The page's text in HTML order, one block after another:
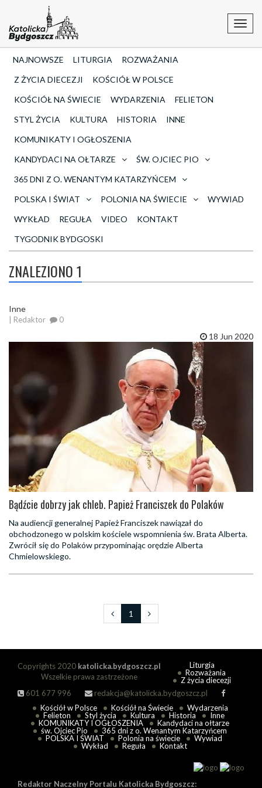
NAJNOWSZE LITURGIA
ROZWAŻANIA
Z ŻYCIA DIECEZJI
KOŚCIÓŁ W POLSCE
KOŚCIÓŁ NA ŚWIECIE
WYDARZENIA
FELIETON
STYL ŻYCIA
KULTURA HISTORIA
INNE
KOMUNIKATY I OGŁOSZENIA
KANDYDACI NA OŁTARZE
ŚW. OJCIEC PIO
365 DNI Z O. WENANTYM KATARZYŃCEM
POLSKA I ŚWIAT
POLONIA NA ŚWIECIE
WYWIAD
WYKŁAD
REGUŁA VIDEO
KONTAKT
TYGODNIK BYDGOSKI
ZNALEZIONO 1
Inne
| Redaktor 0
18 Jun 2020
Bądźcie dobrzy jak chleb. Papież Franciszek do Polaków
Na audiencji generalnej Papież Franciszek nawiązał do
obchodzonego w polskim kościele wspomnienia św. Brata Alberta.
Zwrócił się do Polaków przypominając orędzie Alberta
Chmielowskiego.
1
Copyrights 2020 katolicka.bydgoszcz.pl
Wszelkie prawa zastrzeżone
601 677 996
redakcja@katolicka.bydgoszcz.pl
Liturgia
Rozważania
Z życia diecezji
Kościół w Polsce Kościół na Świecie
Wydarzenia
Felieton
Styl życia Kultura Historia
Inne
KOMUNIKATY I OGŁOSZENIA
Kandydaci na ołtarze
św. Ojciec Pio
365 dni z o. Wenantym Katarzyńcem
POLSKA I ŚWIAT
Polonia na świecie
Wywiad
Wykład
Reguła Kontakt
Redaktor Naczelny Portalu Katolicka Bydgoszcz: